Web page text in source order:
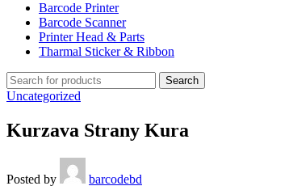
Barcode Printer
Barcode Scanner
Printer Head & Parts
Tharmal Sticker & Ribbon
Search
Uncategorized
Kurzava Strany Kura
Posted by
barcodebd